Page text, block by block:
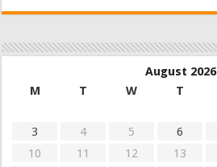
August 2026
M
T W T
3
4 5 6
10
11 12 13